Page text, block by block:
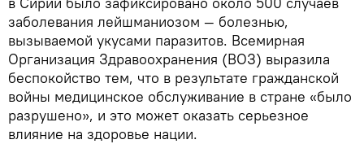
заболевания лейшманиозом — болезнью,
вызываемой укусами паразитов. Всемирная
Организация Здравоохранения (ВОЗ) выразила
беспокойство тем, что в результате гражданской
войны медицинское обслуживание в стране «было
разрушено», и это может оказать серьезное
влияние на здоровье нации.